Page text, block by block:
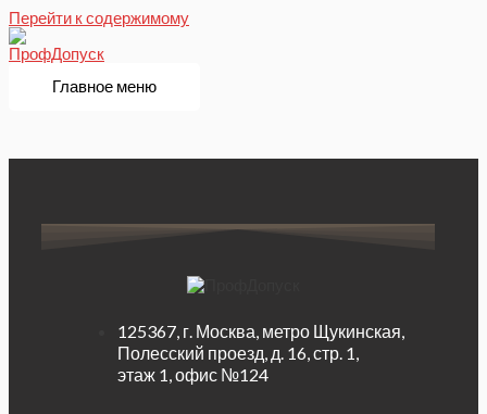
Перейти к содержимому
Главное меню
125367, г. Москва, метро Щукинская,
Полесский проезд, д. 16, стр. 1,
этаж 1, офис №124